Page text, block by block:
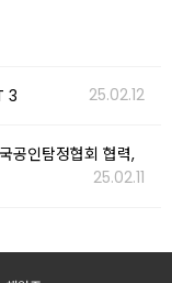
3 25.02.12
공인탐정협회 협력,
25.02.11